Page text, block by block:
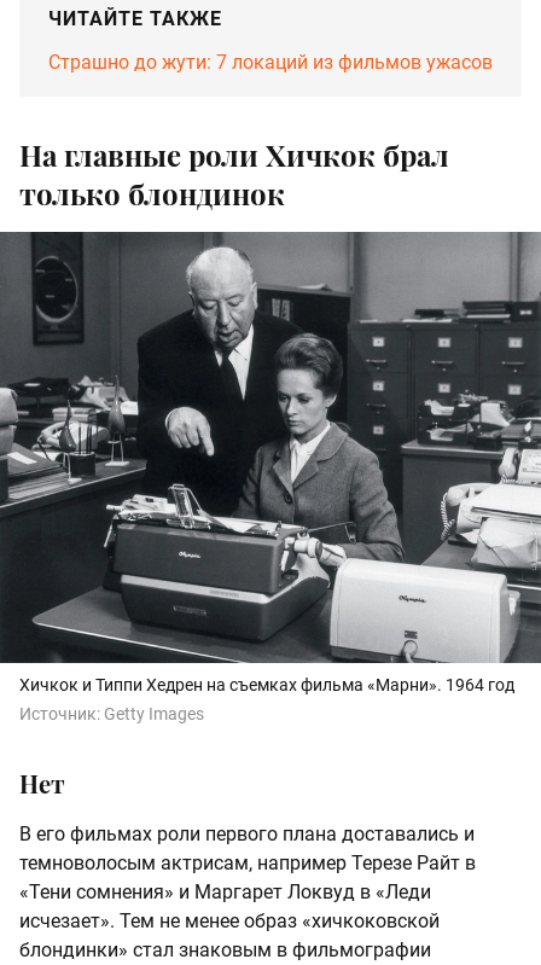
ЧИТАЙТЕ ТАКЖЕ
Страшно до жути: 7 локаций из фильмов ужасов
На главные роли Хичкок брал
только блондинок
Хичкок и Типпи Хедрен на съемках фильма «Марни». 1964 год
Источник: Getty Images
Нет
В его фильмах роли первого плана доставались и
темноволосым актрисам, например Терезе Райт в
«Тени сомнения» и Маргарет Локвуд в «Леди
исчезает». Тем не менее образ «хичкоковской
блондинки» стал знаковым в фильмографии